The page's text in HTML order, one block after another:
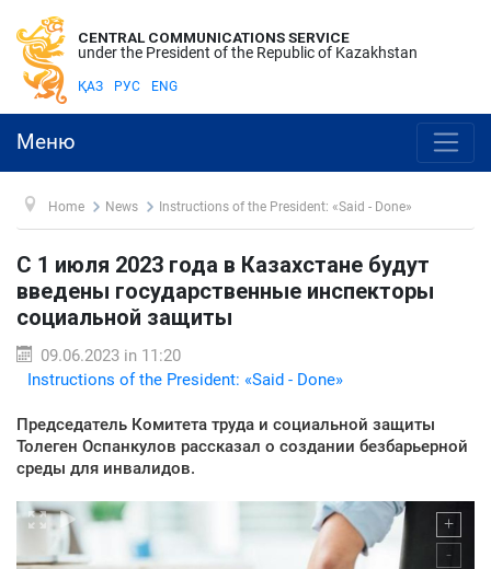
CENTRAL COMMUNICATIONS SERVICE
under the President of the Republic of Kazakhstan
ҚАЗ РУС ENG
Меню
Home News Instructions of the President: «Said - Done»
С 1 июля 2023 года в Казахстане будут
введены государственные инспекторы
социальной защиты
09.06.2023 in 11:20
Instructions of the President: «Said - Done»
Председатель Комитета труда и социальной защиты
Толеген Оспанкулов рассказал о создании безбарьерной
среды для инвалидов.